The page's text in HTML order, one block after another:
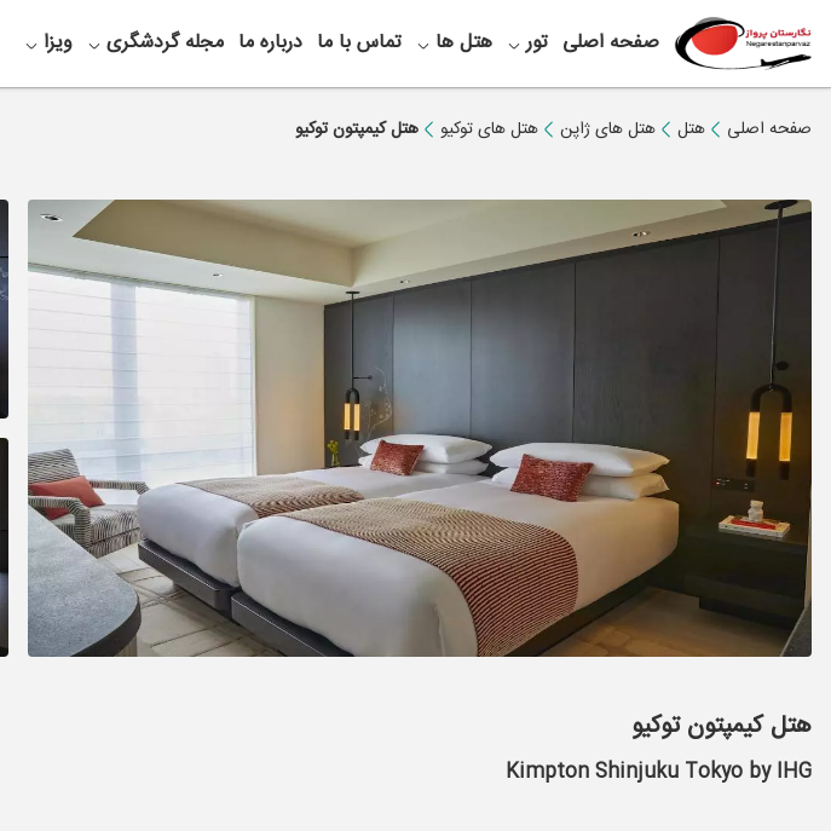
صفحه اصلی تور هتل ها تماس با ما درباره ما مجله گردشگری ویزا
صفحه اصلی هتل هتل های ژاپن هتل های توکیو هتل کیمپتون توکیو
هتل کیمپتون توکیو
Kimpton Shinjuku Tokyo by IHG